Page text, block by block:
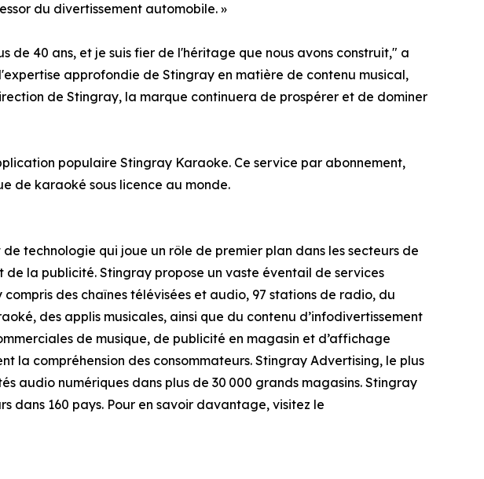
du divertissement automobile. »
40 ans, et je suis fier de l'héritage que nous avons construit," a
approfondie de Stingray en matière de contenu musical,
de Stingray, la marque continuera de prospérer et de dominer
populaire Stingray Karaoke. Ce service par abonnement,
de karaoké sous licence au monde.
technologie qui joue un rôle de premier plan dans les secteurs de
la publicité. Stingray propose un vaste éventail de services
des chaînes télévisées et audio, 97 stations de radio, du
des applis musicales, ainsi que du contenu d’infodivertissement
de musique, de publicité en magasin et d’affichage
la compréhension des consommateurs. Stingray Advertising, le plus
audio numériques dans plus de 30 000 grands magasins. Stingray
dans 160 pays. Pour en savoir davantage, visitez le